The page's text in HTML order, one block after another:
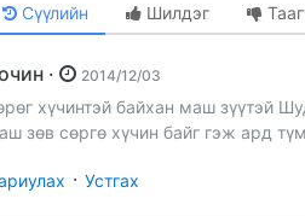
Сүүлийн Шилдэг
Зочин · 2014/12/03
хүчинтэй байхан маш зүүтэй
зөв сөргө хүчин байг гэж ард
· Устгах